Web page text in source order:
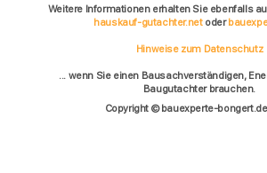
Weitere Informationen erhalten Sie ebenfalls
hauskauf-gutachter.netoder
Hinweise zum Datenschutz
... wenn Sie einen Bausachverständigen,
Baugutachter brauchen.
Copyright © bauexperte-